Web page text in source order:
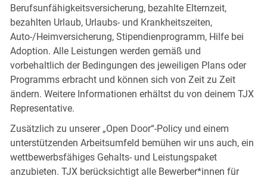
Berufsunfähigkeitsversicherung, bezahlte Elternzeit,
bezahlten Urlaub, Urlaubs- und Krankheitszeiten,
Auto-/Heimversicherung, Stipendienprogramm, Hilfe bei
Adoption. Alle Leistungen werden gemäß und
vorbehaltlich der Bedingungen des jeweiligen Plans oder
Programms erbracht und können sich von Zeit zu Zeit
ändern. Weitere Informationen erhältst du von deinem TJX
Representative.
Zusätzlich zu unserer „Open Door“-Policy und einem
unterstützenden Arbeitsumfeld bemühen wir uns auch, ein
wettbewerbsfähiges Gehalts- und Leistungspaket
anzubieten. TJX berücksichtigt alle Bewerber*innen für